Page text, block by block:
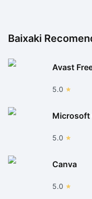
Baixaki
Avast
5.0
Microsoft
5.0
Canva
5.0